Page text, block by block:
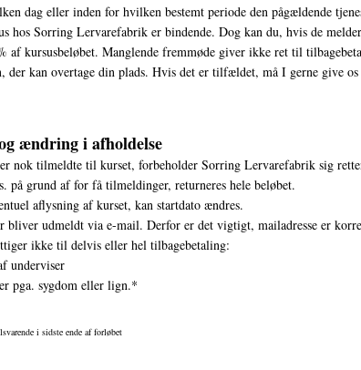
dag eller inden for hvilken bestemt periode den pågældende
hos Sorring Lervarefabrik er bindende. Dog kan du, hvis de
af kursusbeløbet. Manglende fremmøde giver ikke ret til
der kan overtage din plads. Hvis det er tilfældet, må I gerne give
ændring i afholdelse
nok tilmeldte til kurset, forbeholder Sorring Lervarefabrik sig
på grund af for få tilmeldinger, returneres hele beløbet.
aflysning af kurset, kan startdato ændres.
bliver udmeldt via e-mail. Derfor er det vigtigt, mailadresse er
ikke til delvis eller hel tilbagebetaling:
sygdom eller lign.*
i sidste ende af forløbet